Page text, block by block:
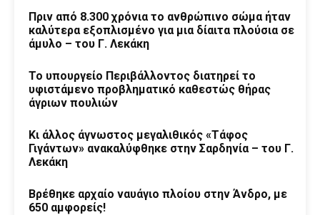
Πριν από 8.300 χρόνια το ανθρώπινο σώμα ήταν
καλύτερα εξοπλισμένο για μια δίαιτα πλούσια σε
άμυλο – του Γ. Λεκάκη
Το υπουργείο Περιβάλλοντος διατηρεί το
υφιστάμενο προβληματικό καθεστώς θήρας
άγριων πουλιών
Κι άλλος άγνωστος μεγαλιθικός «Τάφος
Γιγάντων» ανακαλύφθηκε στην Σαρδηνία – του Γ.
Λεκάκη
Βρέθηκε αρχαίο ναυάγιο πλοίου στην Άνδρο, με
650 αμφορείς!